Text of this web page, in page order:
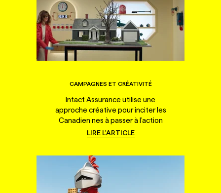
CAMPAGNES ET CRÉATIVITÉ
Intact Assurance utilise une
approche créative pour inciter les
Canadien·nes à passer à l'action
LIRE L'ARTICLE